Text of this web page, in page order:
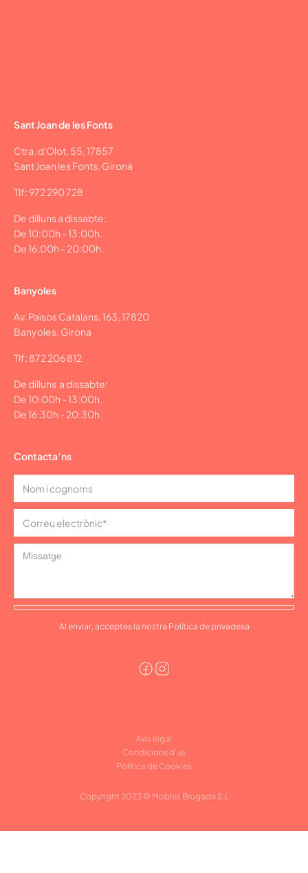
Sant Joan de les Fonts
Ctra. d'Olot, 55, 17857
Sant Joan les Fonts, Girona
Tlf: 972 290 728
De dilluns a dissabte:
De 10:00h - 13:00h.
De 16:00h - 20:00h.
Banyoles
Av. Països Catalans, 163, 17820
Banyoles, Girona
Tlf: 872 206 812
De dilluns a dissabte:
De 10:00h - 13:00h.
De 16:30h - 20:30h.
Contacta’ns
Al enviar, acceptes la nostra Política de privadesa
Avís legal
Condicions d'us
Política de Cookies
Copyright 2023 © Mobles Brugada S.L